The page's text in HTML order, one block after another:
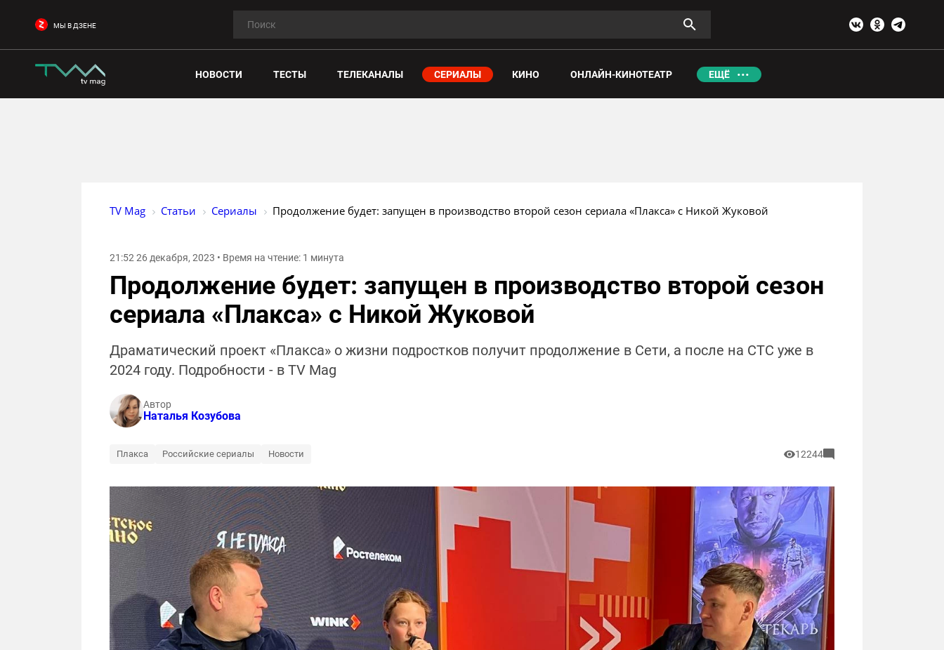
МЫ В ДЗЕНЕ
НОВОСТИ ТЕСТЫ ТЕЛЕКАНАЛЫ СЕРИАЛЫ КИНО ОНЛАЙН-КИНОТЕАТР ЕЩЁ
TV Mag Статьи Сериалы Продолжение будет: запущен в производство второй сезон сериала «Плакса» с Никой Жуковой
21:52 26 декабря, 2023 • Время на чтение: 1 минута
Продолжение будет: запущен в производство второй сезон
сериала «Плакса» с Никой Жуковой
Драматический проект «Плакса» о жизни подростков получит продолжение в Сети, а после на СТС уже в
2024 году. Подробности - в TV Mag
Автор
Наталья Козубова
Плакса Российские сериалы Новости 12244